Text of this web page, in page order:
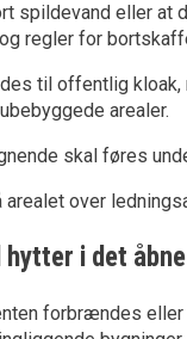
spildevand eller at
regler for
til offentlig
arealer.
skal føres
over
i det åbne
forbrændes